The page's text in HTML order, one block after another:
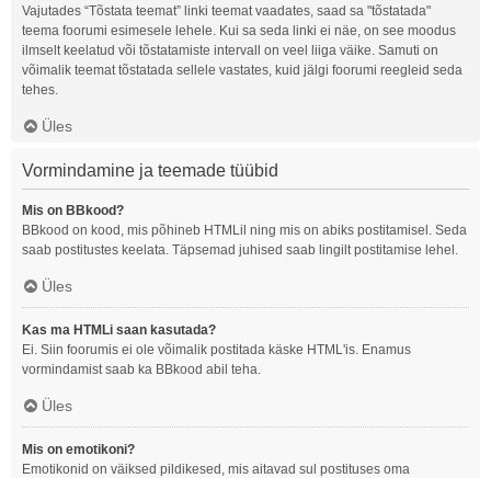
Vajutades “Tõstata teemat” linki teemat vaadates, saad sa "tõstatada"
teema foorumi esimesele lehele. Kui sa seda linki ei näe, on see moodus
ilmselt keelatud või tõstatamiste intervall on veel liiga väike. Samuti on
võimalik teemat tõstatada sellele vastates, kuid jälgi foorumi reegleid seda
tehes.
Üles
Vormindamine ja teemade tüübid
Mis on BBkood?
BBkood on kood, mis põhineb HTMLil ning mis on abiks postitamisel. Seda
saab postitustes keelata. Täpsemad juhised saab lingilt postitamise lehel.
Üles
Kas ma HTMLi saan kasutada?
Ei. Siin foorumis ei ole võimalik postitada käske HTML'is. Enamus
vormindamist saab ka BBkood abil teha.
Üles
Mis on emotikoni?
Emotikonid on väiksed pildikesed, mis aitavad sul postituses oma